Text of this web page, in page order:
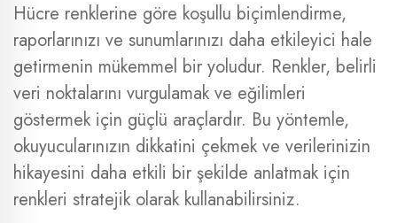
Hücre renklerine göre koşullu biçimlendirme,
raporlarınızı ve sunumlarınızı daha etkileyici hale
getirmenin mükemmel bir yoludur. Renkler, belirli
veri noktalarını vurgulamak ve eğilimleri
göstermek için güçlü araçlardır. Bu yöntemle,
okuyucularınızın dikkatini çekmek ve verilerinizin
hikayesini daha etkili bir şekilde anlatmak için
renkleri stratejik olarak kullanabilirsiniz.